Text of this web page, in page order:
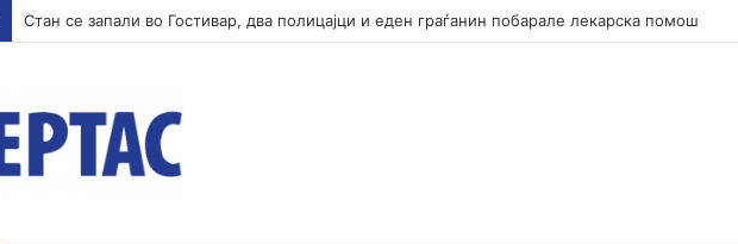
Стан се запали во Гостивар, два полицајци и еден граѓанин побарале лекарска помош